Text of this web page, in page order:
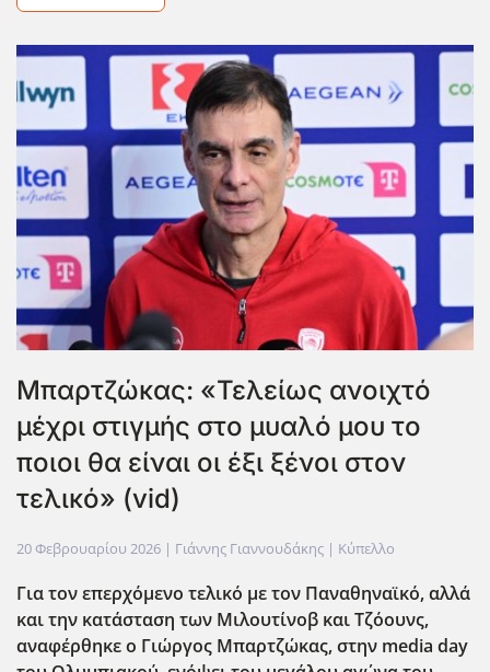
Μπαρτζώκας: «Τελείως ανοιχτό
μέχρι στιγμής στο μυαλό μου το
ποιοι θα είναι οι έξι ξένοι στον
τελικό» (vid)
20 Φεβρουαρίου 2026 | Γιάννης Γιαννουδάκης | Κύπελλο
Για τον επερχόμενο τελικό με τον Παναθηναϊκό, αλλά
και την κατάσταση των Μιλουτίνοβ και Τζόουνς,
αναφέρθηκε ο Γιώργος Μπαρτζώκας, στην media day